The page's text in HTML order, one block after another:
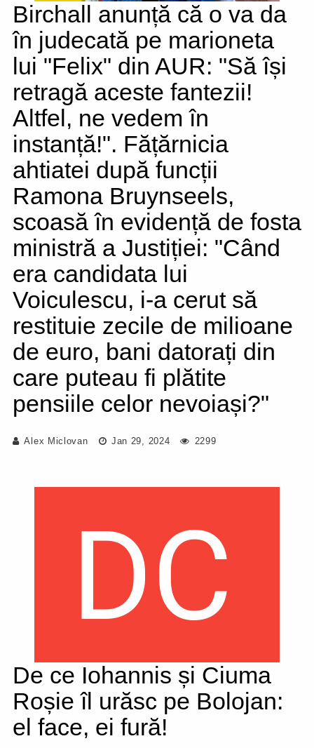
Birchall anunță că o va da
în judecată pe marioneta
lui "Felix" din AUR: "Să își
retragă aceste fantezii!
Altfel, ne vedem în
instanță!". Fățărnicia
ahtiatei după funcții
Ramona Bruynseels,
scoasă în evidență de fosta
ministră a Justiției: "Când
era candidata lui
Voiculescu, i-a cerut să
restituie zecile de milioane
de euro, bani datorați din
care puteau fi plătite
pensiile celor nevoiași?"
Alex Miclovan Jan 29, 2024 2299
De ce Iohannis și Ciuma
Roșie îl urăsc pe Bolojan:
el face, ei fură!